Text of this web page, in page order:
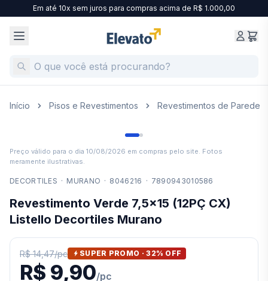
Em até 10x sem juros para compras acima de R$ 1.000,00
Início Pisos e Revestimentos Revestimentos de Parede
Preço válido para o dia 10/08/2026 em compras pelo site. Fotos
meramente ilustrativas.
DECORTILES · MURANO · 8046216 · 7890943010586
Revestimento Verde 7,5x15 (12PÇ CX)
Listello Decortiles Murano
R$ 14,47/pc SUPER PROMO ·32% OFF
R$ 9,90/pc